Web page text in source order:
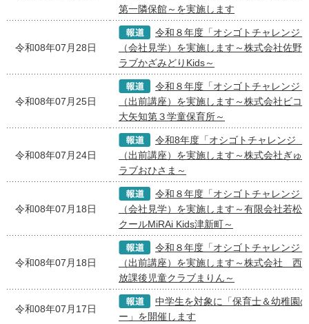
第一隣保館～を実施します
令和08年07月28日
令和８年度「オシゴトチャレンジ
（会社見学）を実施します～株式会社佐野
ラブかざみどりKids～
令和08年07月25日
令和８年度「オシゴトチャレンジ
（出前講座）を実施します～株式会社ビコ
大矢知第３学童保育所～
令和08年07月24日
令和8年度「オシゴトチャレンジ
（出前講座）を実施します～株式会社ぎゅ
ラブおひさま～
令和08年07月18日
令和８年度「オシゴトチャレンジ
（会社見学）を実施します～有限会社若松
クールMiRAi Kids津新町～
令和08年07月18日
令和８年度「オシゴトチャレンジ
（出前講座）を実施します～株式会社 西
放課後児童クラブまりん～
令和08年07月17日
中学生を対象に「保育士＆幼稚園
ー」を開催します